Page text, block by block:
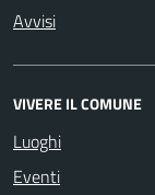
Avvisi
VIVERE IL COMUNE
Luoghi
Eventi